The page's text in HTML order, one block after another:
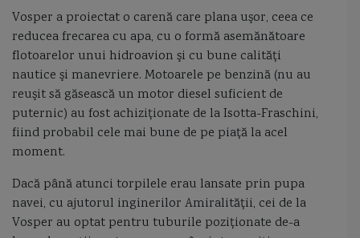
crucisatorul Maresal Ustinov cuirasatul Potemkin
Damen
Damen SeaXplorer dau
DDG 51 Arleigh Burke diplomatia canonierelor
Directia Hidrografica Maritima
distrugator Distrugator Arleigh Burke Flight III distrugator Lider
distrugator type 45 Distrugatorul Udaloy Dixmude
Vosper a proiectat o carenă care plana uşor, ceea ce
reducea frecarea cu apa, cu o formă asemănătoare
flotoarelor unui hidroavion şi cu bune calităţi
nautice şi manevriere. Motoarele pe benzină (nu au
reuşit să găsească un motor diesel suficient de
puternic) au fost achiziţionate de la Isotta-Fraschini,
fiind probabil cele mai bune de pe piaţă la acel
moment.
Dacă până atunci torpilele erau lansate prin pupa
navei, cu ajutorul inginerilor Amiralităţii, cei de la
Vosper au optat pentru tuburile poziţionate de-a